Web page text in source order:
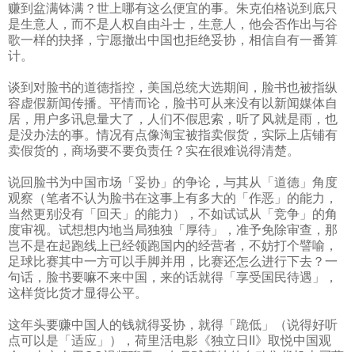
赚到盆满钵满？世上哪有这么便宜的事。朱克伯格说到底只
是生意人，而不是人权自由斗士，生意人，他会否作出与谷
歌一样的抉择，宁愿撤出中国也拒绝妥协，相信自有一番算
计。
谈到对脸书的道德指控，美国总统大选期间，脸书也被指纵
容虚假新闻传播。平情而论，脸书可从来没有以新闻媒体自
居，用户多讯息量大了，人们不假思索，听了风就是雨，也
是没办法的事。情况有点像淘宝被指卖假货，实际上店铺有
卖假货的，商场要不要负责任？实在很难说得清楚。
说回脸书为中国市场「妥协」的争论，与其从「道德」角度
观察（笔者不认为脸书在这事上有多大的「作恶」的能力，
当然更别没有「回天」的能力），不如试试从「竞争」的角
度审视。试想想内地当局独独「厚待」，准予免除审查，那
岂不是在起跑线上已经领跑国内的经营者，不妨打个譬喻，
足球比赛其中一方可以手脚并用，比赛还怎么进行下去？一
句话，脸书要嘛不来中国，来的话就得「享受国民待遇」，
这样货比货才显得公平。
这年头要赚中国人的钱就得妥协，就得「跪低」（说得好听
点可以是「适应」），荷里活电影《独立日
》取悦中国观